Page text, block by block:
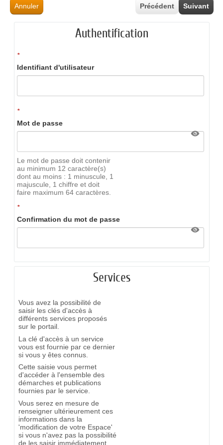
Annuler Suivant
Précédent
Authentification
*
Identifiant d'utilisateur
*
Mot de passe
Le mot de passe doit contenir
au minimum 12 caractère(s)
dont au moins : 1 minuscule, 1
majuscule, 1 chiffre et doit
faire maximum 64 caractères.
*
Confirmation du mot de passe
Services
Vous avez la possibilité de
saisir les clés d'accès à
différents services proposés
sur le portail.
La clé d'accès à un service
vous est fournie par ce dernier
si vous y êtes connus.
Cette saisie vous permet
d'accéder à l'ensemble des
démarches et publications
fournies par le service.
Vous serez en mesure de
renseigner ultérieurement ces
informations dans la
'modification de votre Espace'
si vous n'avez pas la possibilité
de les saisir immédiatement.